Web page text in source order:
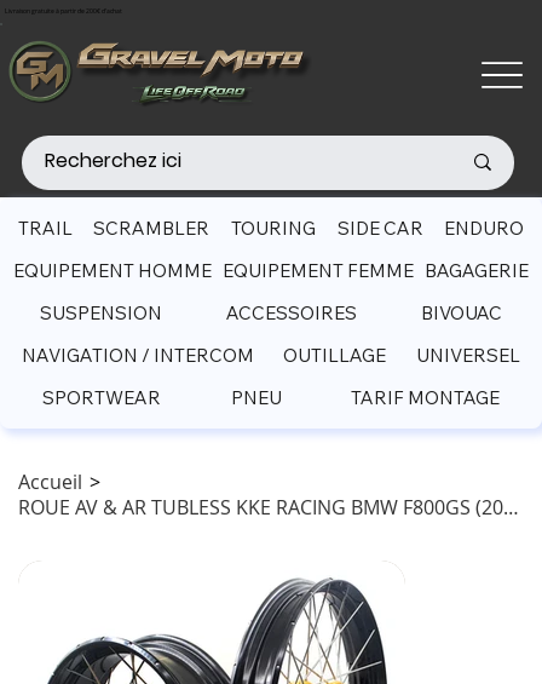
Livraison gratuite à partir de 200€ d'achat
Accueil >
ROUE AV & AR TUBLESS KKE RACING BMW F800GS (2024-2026)
TRAIL SCRAMBLER TOURING SIDE CAR
ENDURO
EQUIPEMENT HOMME EQUIPEMENT FEMME BAGAGERIE
SUSPENSION
ACCESSOIRES
BIVOUAC
NAVIGATION / INTERCOM
OUTILLAGE
UNIVERSEL
SPORTWEAR
PNEU TARIF MONTAGE